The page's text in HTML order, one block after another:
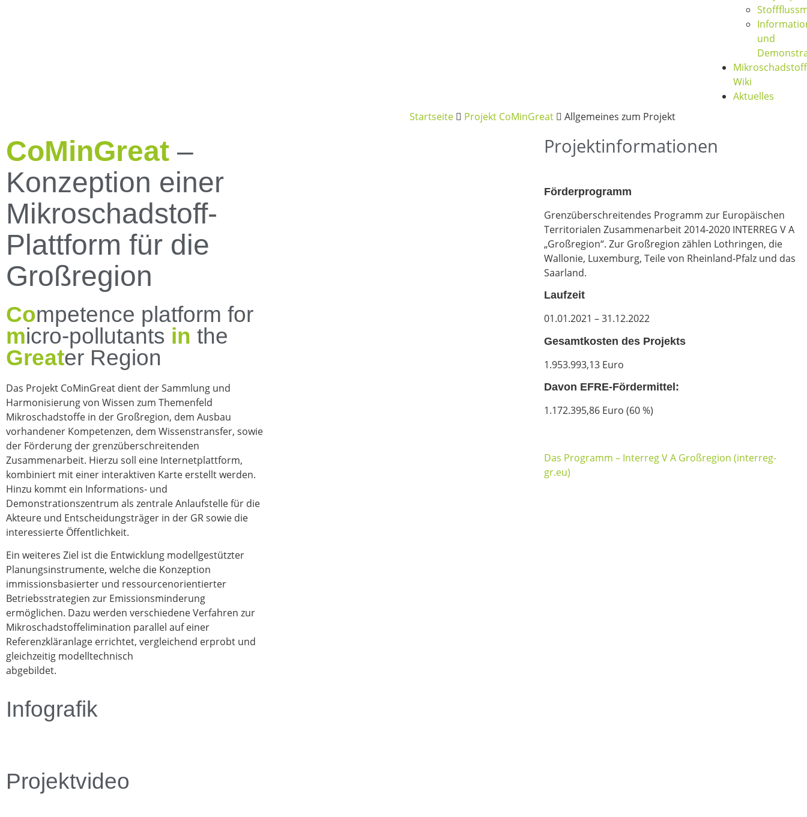
und
Wiki
Aktuelles
Startseite
Projekt CoMinGreat Allgemeines zum Projekt
CoMinGreat –
Konzeption einer
Mikro­schad­stoff-
Plattform für die
Großregion
Competence platform for
micro-pollutants in the
Greater Region
Das Projekt CoMinGreat dient der Sammlung und
Harmonisierung von Wissen zum Themenfeld
Mikroschadstoffe in der Großregion, dem Ausbau
vorhandener Kompetenzen, dem Wissenstransfer, sowie
der Förderung der grenzüberschreitenden
Zusammenarbeit. Hierzu soll eine Internetplattform,
kombiniert mit einer interaktiven Karte erstellt werden.
Hinzu kommt ein Informations- und
Demonstrationszentrum als zentrale Anlaufstelle für die
Akteure und Entscheidungsträger in der GR sowie die
interessierte Öffentlichkeit.
Ein weiteres Ziel ist die Entwicklung modellgestützter
Planungsinstrumente, welche die Konzeption
immissionsbasierter und ressourcenorientierter
Betriebsstrategien zur Emissionsminderung
ermöglichen. Dazu werden verschiedene Verfahren zur
Mikroschadstoffelimination parallel auf einer
Referenzkläranlage errichtet, vergleichend erprobt und
gleichzeitig modelltechnisch
abgebildet.
Projektinformationen
Förderprogramm
Grenzüberschreitendes Programm zur Europäischen
Territorialen Zusammenarbeit 2014-2020 INTERREG V A
„Großregion“. Zur Großregion zählen Lothringen, die
Wallonie, Luxemburg, Teile von Rheinland-Pfalz und das
Saarland.
Laufzeit
01.01.2021 – 31.12.2022
Gesamtkosten des Projekts
1.953.993,13 Euro
Davon EFRE-Fördermittel:
1.172.395,86 Euro (60 %)
Das Programm – Interreg V A Großregion (interreg-
gr.eu)
Infografik
Projektvideo